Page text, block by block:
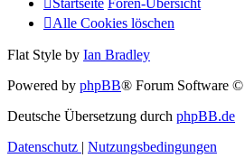
Startseite Foren-Übersicht
Alle Cookies löschen
Flat Style by Ian Bradley
Powered by phpBB® Forum Software
Deutsche Übersetzung durch phpBB.de
Datenschutz | Nutzungsbedingungen